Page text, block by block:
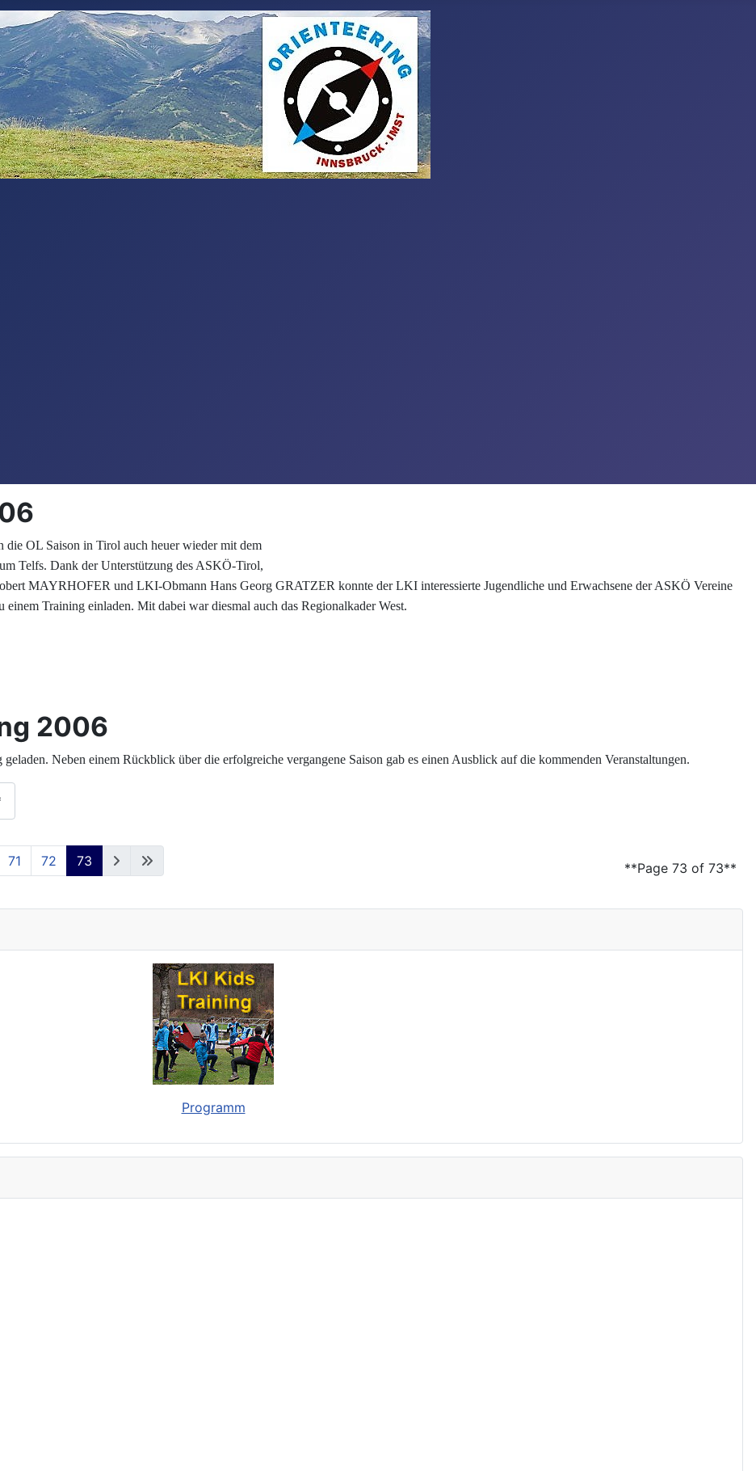
die OL Saison in Tirol auch heuer wieder mit dem
Telfs. Dank der Unterstützung des ASKÖ-Tirol,
MAYRHOFER und LKI-Obmann Hans Georg GRATZER konnte der LKI interessierte Jugendliche und Erwachsene der ASKÖ Vereine
einem Training einladen. Mit dabei war diesmal auch das Regionalkader West.
2006
Neben einem Rückblick über die erfolgreiche vergangene Saison gab es einen Ausblick auf die kommenden Veranstaltungen.
**Page 73 of 73**
71 72 73
Programm